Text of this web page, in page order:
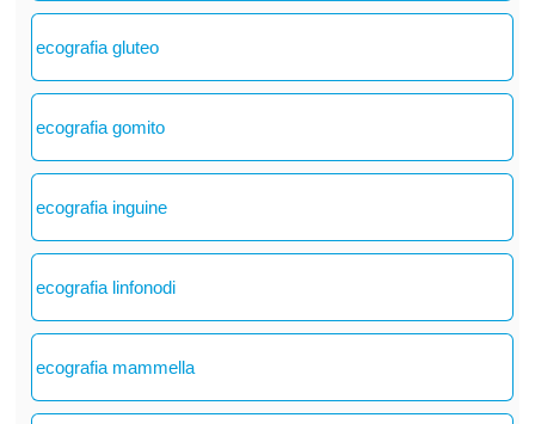
ecografia gluteo
ecografia gomito
ecografia inguine
ecografia linfonodi
ecografia mammella